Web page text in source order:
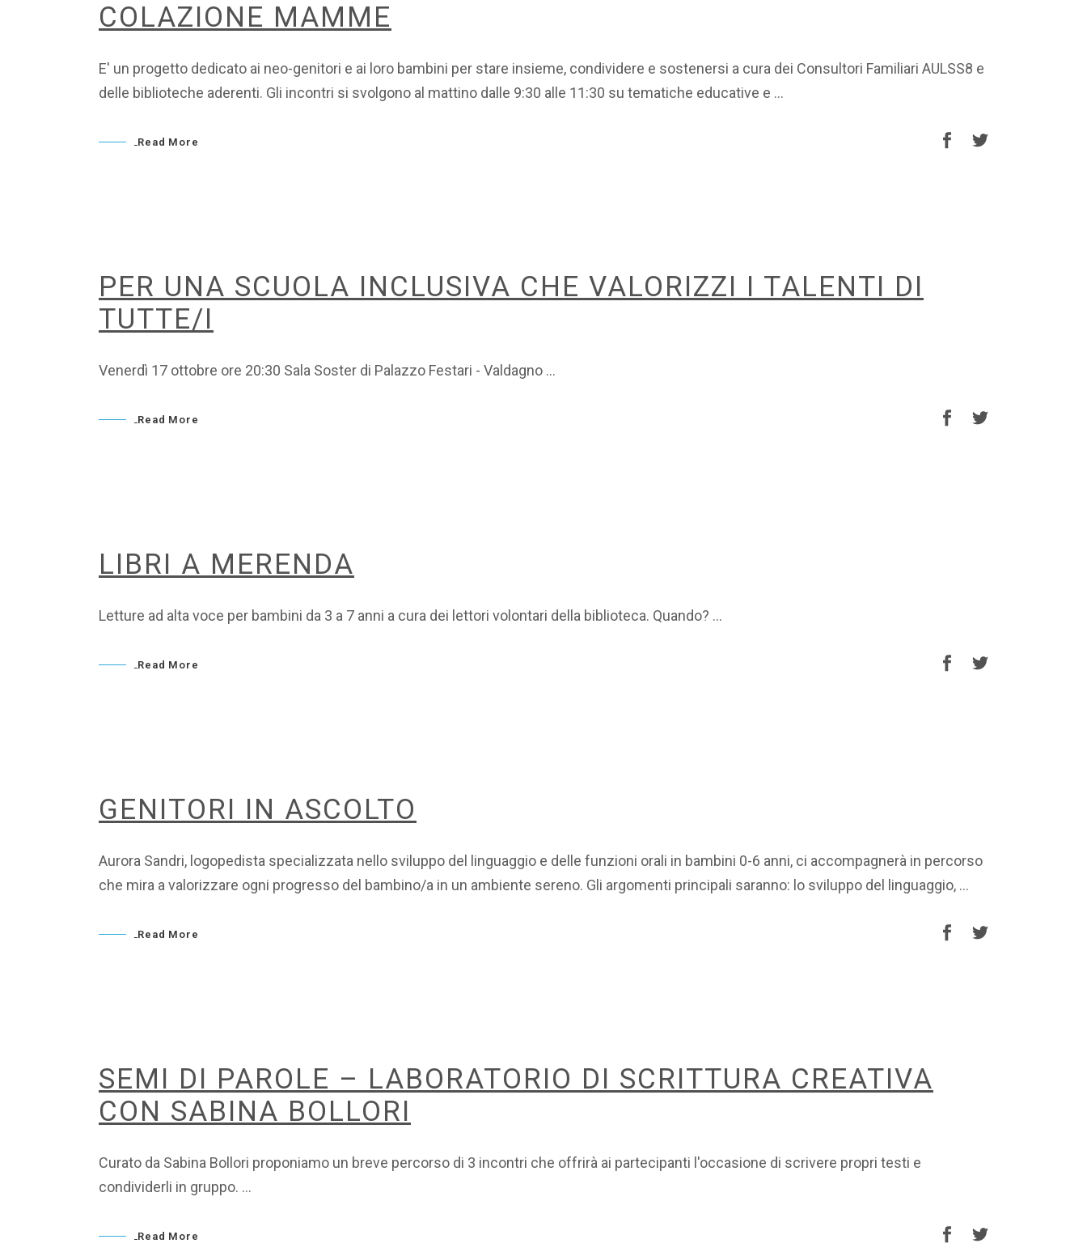
COLAZIONE MAMME
E' un progetto dedicato ai neo-genitori e ai loro bambini per stare insieme, condividere e sostenersi a cura dei Consultori Familiari AULSS8 e
delle biblioteche aderenti. Gli incontri si svolgono al mattino dalle 9:30 alle 11:30 su tematiche educative e
Read More
PER UNA SCUOLA INCLUSIVA CHE VALORIZZI I TALENTI DI
TUTTE/I
Venerdì 17 ottobre ore 20:30 Sala Soster di Palazzo Festari - Valdagno
Read More
LIBRI A MERENDA
Letture ad alta voce per bambini da 3 a 7 anni a cura dei lettori volontari della biblioteca. Quando?
Read More
GENITORI IN ASCOLTO
Aurora Sandri, logopedista specializzata nello sviluppo del linguaggio e delle funzioni orali in bambini 0-6 anni, ci accompagnerà in percorso
che mira a valorizzare ogni progresso del bambino/a in un ambiente sereno. Gli argomenti principali saranno: lo sviluppo del linguaggio,
Read More
SEMI DI PAROLE – LABORATORIO DI SCRITTURA CREATIVA
CON SABINA BOLLORI
Curato da Sabina Bollori proponiamo un breve percorso di 3 incontri che offrirà ai partecipanti l'occasione di scrivere propri testi e
condividerli in gruppo.
Read More